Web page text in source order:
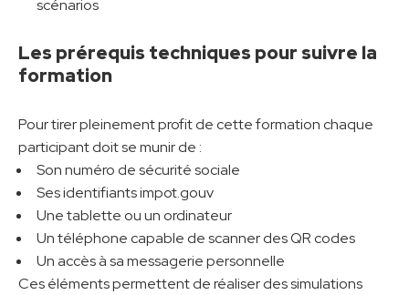
scénarios
Les prérequis techniques pour suivre la
formation
Pour tirer pleinement profit de cette formation chaque
participant doit se munir de :
Son numéro de sécurité sociale
Ses identifiants impot.gouv
Une tablette ou un ordinateur
Un téléphone capable de scanner des QR codes
Un accès à sa messagerie personnelle
Ces éléments permettent de réaliser des simulations